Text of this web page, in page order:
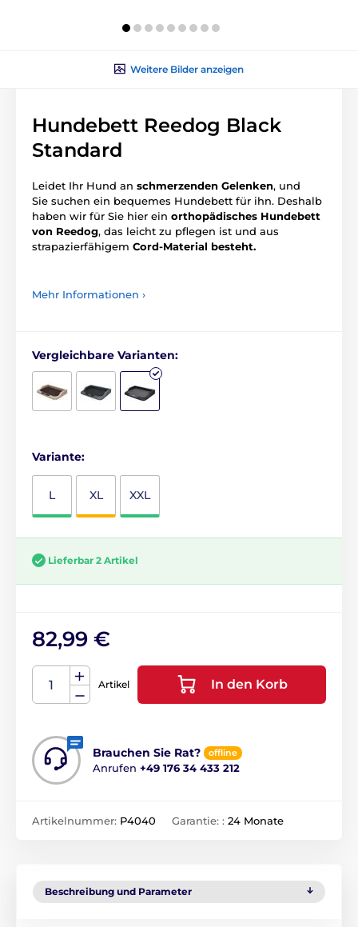
Weitere Bilder anzeigen
Hundebett Reedog Black
Standard
Leidet Ihr Hund an schmerzenden Gelenken, und
Sie suchen ein bequemes Hundebett für ihn. Deshalb
haben wir für Sie hier ein orthopädisches Hundebett
von Reedog, das leicht zu pflegen ist und aus
strapazierfähigem Cord-Material besteht.
Mehr Informationen ›
Vergleichbare Varianten:
Variante:
L XL XXL
Lieferbar 2 Artikel
82,99 €
Artikel In den Korb
Brauchen Sie Rat? offline
Anrufen +49 176 34 433 212
Artikelnummer: P4040 Garantie: : 24 Monate
Beschreibung und Parameter